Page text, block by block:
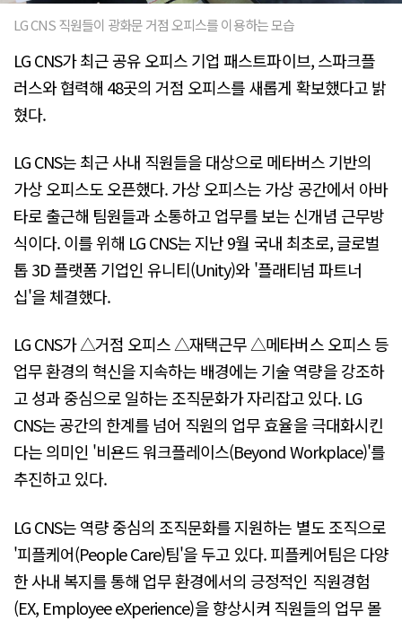
LG CNS 직원들이 광화문 거점 오피스를 이용하는 모습
LG CNS가 최근 공유 오피스 기업 패스트파이브, 스파크플
러스와 협력해 48곳의 거점 오피스를 새롭게 확보했다고 밝
혔다.
LG CNS는 최근 사내 직원들을 대상으로 메타버스 기반의
가상 오피스도 오픈했다. 가상 오피스는 가상 공간에서 아바
타로 출근해 팀원들과 소통하고 업무를 보는 신개념 근무방
식이다. 이를 위해 LG CNS는 지난 9월 국내 최초로, 글로벌
톱 3D 플랫폼 기업인 유니티(Unity)와 '플래티넘 파트너
십'을 체결했다.
LG CNS가 △거점 오피스 △재택근무 △메타버스 오피스 등
업무 환경의 혁신을 지속하는 배경에는 기술 역량을 강조하
고 성과 중심으로 일하는 조직문화가 자리잡고 있다. LG
CNS는 공간의 한계를 넘어 직원의 업무 효율을 극대화시킨
다는 의미인 '비욘드 워크플레이스(Beyond Workplace)'를
추진하고 있다.
LG CNS는 역량 중심의 조직문화를 지원하는 별도 조직으로
'피플케어(People Care)팀'을 두고 있다. 피플케어팀은 다양
한 사내 복지를 통해 업무 환경에서의 긍정적인 직원경험
(EX, Employee eXperience)을 향상시켜 직원들의 업무 몰